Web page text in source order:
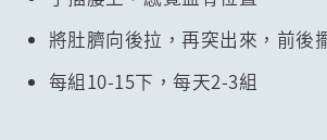
將肚臍向後拉，再突出來，前後
每組10-15下，每天2-3組